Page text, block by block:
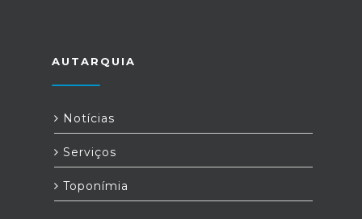
AUTARQUIA
Notícias
Serviços
Toponímia